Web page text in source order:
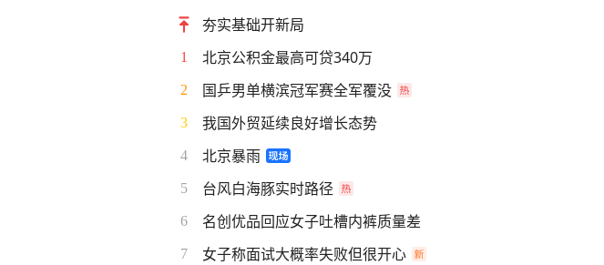
夯实基础开新局
1 北京公积金最高可贷340万
2 国乒男单横滨冠军赛全军覆没
3 我国外贸延续良好增长态势
4 北京暴雨
5 台风白海豚实时路径
6 名创优品回应女子吐槽内裤质量差
7 女子称面试大概率失败但很开心